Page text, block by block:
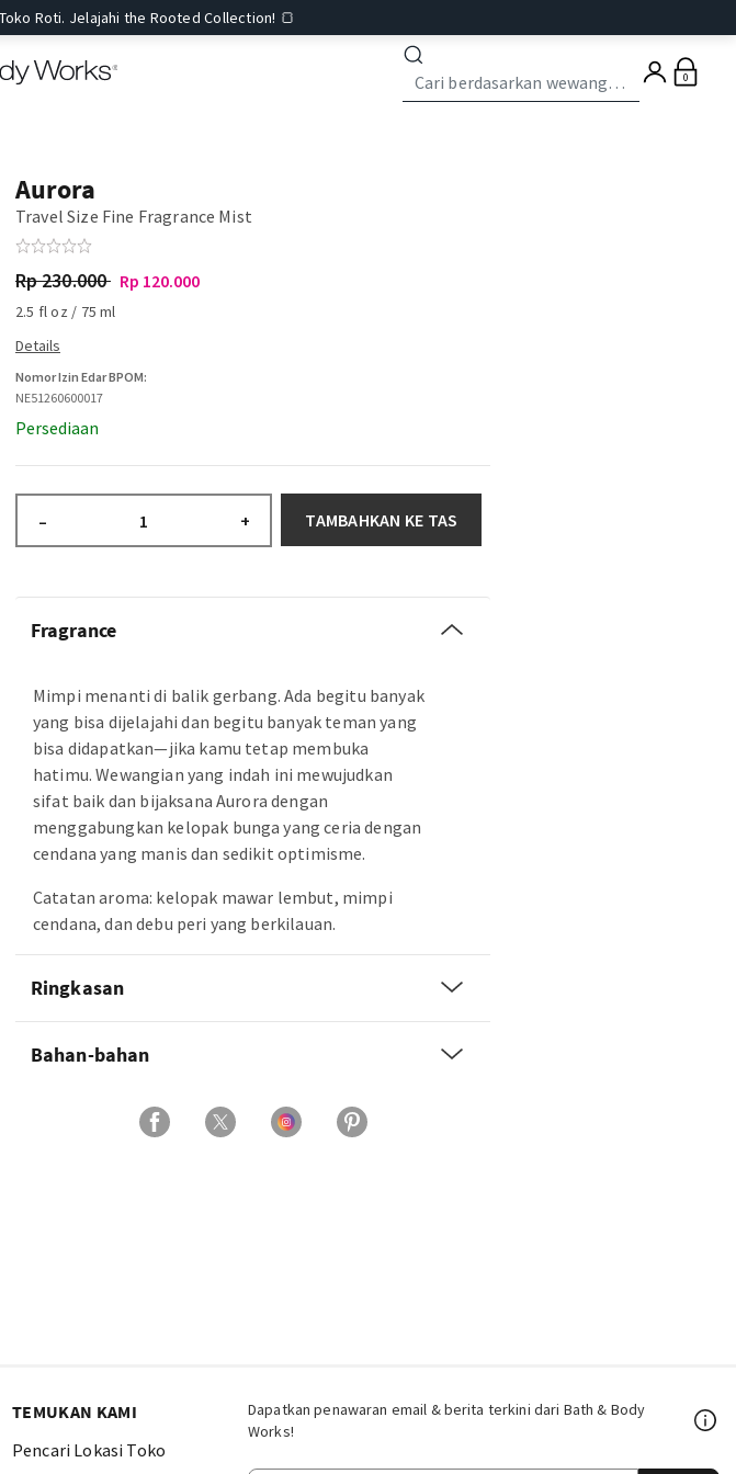
Roti. Jelajahi the Rooted Collection! 🍞
0
Aurora
Travel Size Fine Fragrance Mist
Rp 230.000 Rp 120.000
2.5 fl oz / 75 ml
Nomor Izin Edar BPOM:
NE51260600017
Persediaan
– + TAMBAHKAN KE TAS
Fragrance
Mimpi menanti di balik gerbang. Ada begitu banyak
yang bisa dijelajahi dan begitu banyak teman yang
bisa didapatkan—jika kamu tetap membuka
hatimu. Wewangian yang indah ini mewujudkan
sifat baik dan bijaksana Aurora dengan
menggabungkan kelopak bunga yang ceria dengan
cendana yang manis dan sedikit optimisme.
Catatan aroma: kelopak mawar lembut, mimpi
cendana, dan debu peri yang berkilauan.
Ringkasan
Bahan-bahan
Dapatkan penawaran email & berita terkini dari Bath & Body
Works!
TEMUKAN KAMI
Pencari Lokasi Toko